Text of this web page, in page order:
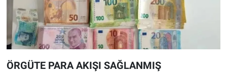
ÖRGÜTE PARA AKIŞI SAĞLANMIŞ